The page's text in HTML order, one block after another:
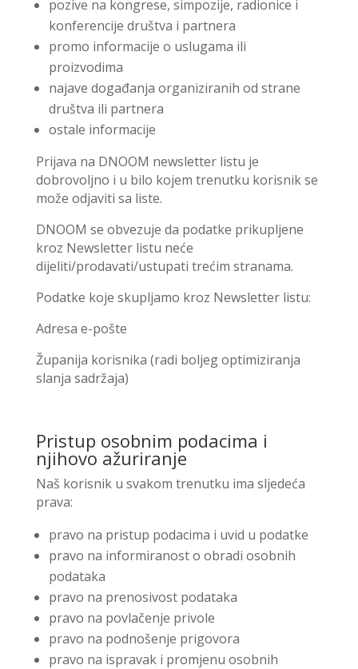
pozive na kongrese, simpozije, radionice i
konferencije društva i partnera
promo informacije o uslugama ili
proizvodima
najave događanja organiziranih od strane
društva ili partnera
ostale informacije
Prijava na DNOOM newsletter listu je
dobrovoljno i u bilo kojem trenutku korisnik se
može odjaviti sa liste.
DNOOM se obvezuje da podatke prikupljene
kroz Newsletter listu neće
dijeliti/prodavati/ustupati trećim stranama.
Podatke koje skupljamo kroz Newsletter listu:
Adresa e-pošte
Županija korisnika (radi boljeg optimiziranja
slanja sadržaja)
Pristup osobnim podacima i
njihovo ažuriranje
Naš korisnik u svakom trenutku ima sljedeća
prava:
pravo na pristup podacima i uvid u podatke
pravo na informiranost o obradi osobnih
podataka
pravo na prenosivost podataka
pravo na povlačenje privole
pravo na podnošenje prigovora
pravo na ispravak i promjenu osobnih